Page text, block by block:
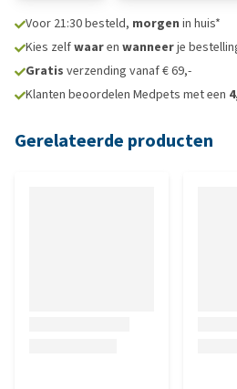
Voor 21:30 besteld, morgen in huis*
Kies zelfwaaren wanneerje
Gratis verzending vanaf € 69,-
Klanten beoordelen Medpets met een
Gerelateerde producten